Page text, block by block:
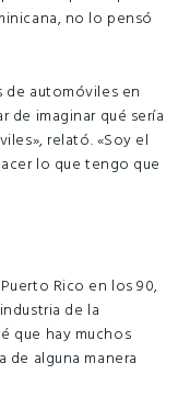
no lo pensó
de automóviles en
de imaginar qué sería
relató. «Soy el
lo que tengo que
Rico en los 90,
de la
que hay muchos
de alguna manera